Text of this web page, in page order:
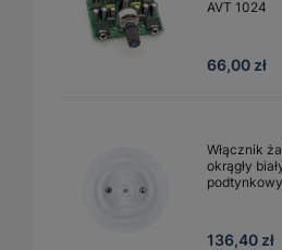
AVT 1024
66,00 zł
Włącznik
okrągły
136,40 zł